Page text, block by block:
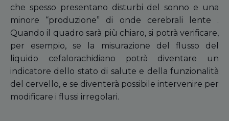
che spesso presentano disturbi del sonno e una
minore “produzione” di onde cerebrali lente .
Quando il quadro sarà più chiaro, si potrà verificare,
per esempio, se la misurazione del flusso del
liquido cefalorachidiano potrà diventare un
indicatore dello stato di salute e della funzionalità
del cervello, e se diventerà possibile intervenire per
modificare i flussi irregolari.